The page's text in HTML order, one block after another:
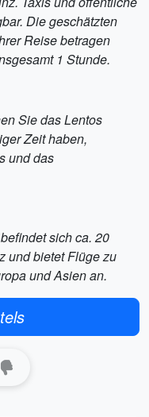
Die geschätzten
Reise betragen
1 Stunde.
Sie das Lentos
Zeit haben,
und das
sich ca. 20
und bietet Flüge zu
und Asien an.